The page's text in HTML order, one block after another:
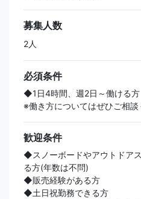
募集人数
2人
必須条件
◆1日4時間、週2日～働ける方
※働き方についてはぜひご相談
歓迎条件
◆スノーボードやアウトドア
る方(年数は不問)
◆販売経験がある方
◆土日祝勤務できる方